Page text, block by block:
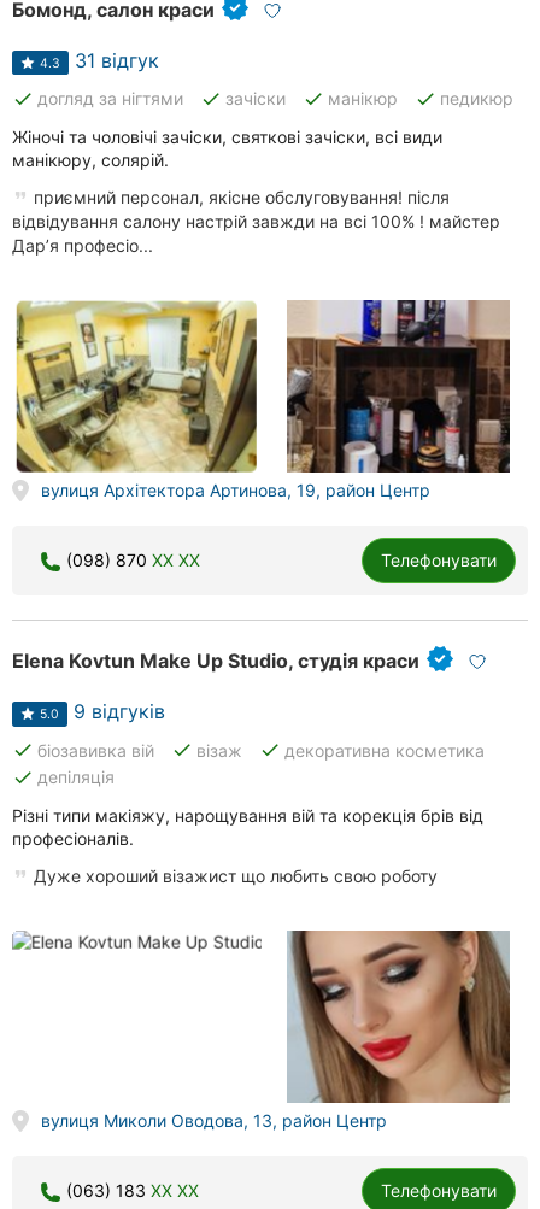
Бомонд, салон краси
4.3 31 відгук
done догляд за нігтями done зачіски done манікюр done педикюр
Жіночі та чоловічі зачіски, святкові зачіски, всі види
манікюру, солярій.
приємний персонал, якісне обслуговування! після
відвідування салону настрій завжди на всі 100% ! майстер
Дарʼя професіо...
вулиця Архітектора Артинова, 19, район Центр
(098) 870 XX XX Телефонувати
Elena Kovtun Make Up Studio, студія краси
5.0 9 відгуків
done біозавивка вій done візаж done декоративна косметика
done депіляція
Різні типи макіяжу, нарощування вій та корекція брів від
професіоналів.
Дуже хороший візажист що любить свою роботу
вулиця Миколи Оводова, 13, район Центр
(063) 183 XX XX Телефонувати